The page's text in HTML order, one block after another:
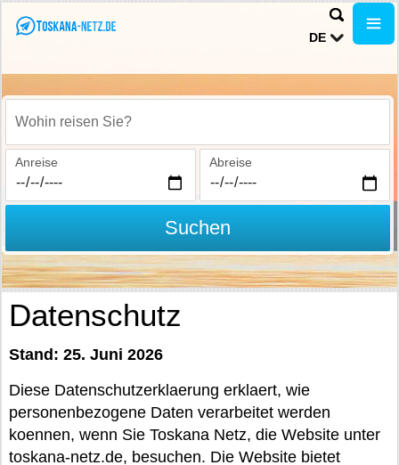
DE
Wohin reisen Sie?
Anreise Abreise
Suchen
Datenschutz
Stand: 25. Juni 2026
Diese Datenschutzerklaerung erklaert, wie
personenbezogene Daten verarbeitet werden
koennen, wenn Sie Toskana Netz, die Website unter
toskana-netz.de, besuchen. Die Website bietet